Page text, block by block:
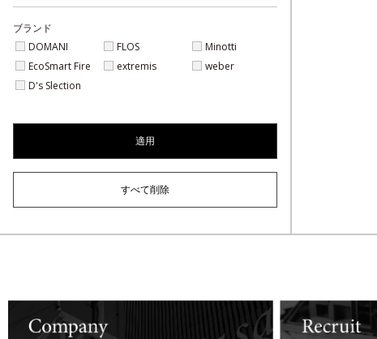
ブランド
DOMANI
FLOS
Minotti
EcoSmart Fire
extremis
weber
D's Slection
適用
すべて削除
詳しくはコチラ